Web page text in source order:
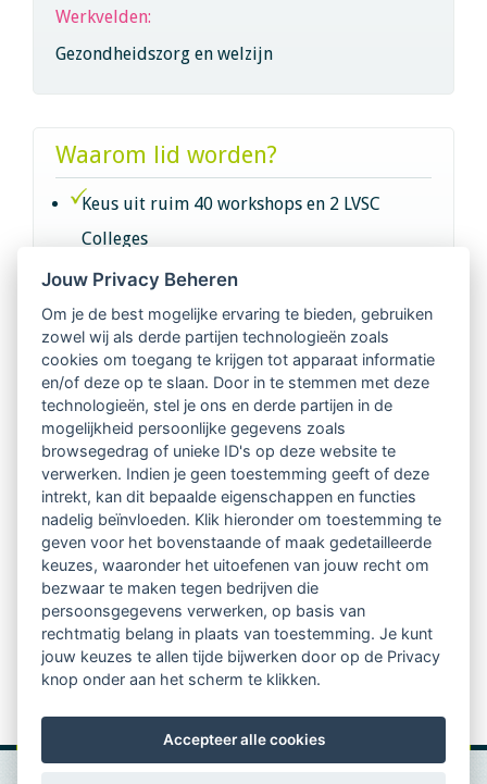
Werkvelden:
Gezondheidszorg en welzijn
Waarom lid worden?
Keus uit ruim 40 workshops en 2 LVSC
Colleges
Intervisie met geregistreerde vakgenoten
Netwerk van 2100 professionals in 14
regio's
Vindbaar voor opdrachtgevers
Tijdschrift voor
Begeleidingskunde & kennisbank
Beroepsregistratie (LVSC keurmerk)
Lid worden van LVSC
Jouw Privacy Beheren
Om je de best mogelijke ervaring te bieden, gebruiken
zowel wij als derde partijen technologieën zoals
cookies om toegang te krijgen tot apparaat informatie
en/of deze op te slaan. Door in te stemmen met deze
technologieën, stel je ons en derde partijen in de
mogelijkheid persoonlijke gegevens zoals
browsegedrag of unieke ID's op deze website te
verwerken. Indien je geen toestemming geeft of deze
intrekt, kan dit bepaalde eigenschappen en functies
nadelig beïnvloeden. Klik hieronder om toestemming te
geven voor het bovenstaande of maak gedetailleerde
keuzes, waaronder het uitoefenen van jouw recht om
bezwaar te maken tegen bedrijven die
persoonsgegevens verwerken, op basis van
rechtmatig belang in plaats van toestemming. Je kunt
jouw keuzes te allen tijde bijwerken door op de Privacy
knop onder aan het scherm te klikken.
Accepteer alle cookies